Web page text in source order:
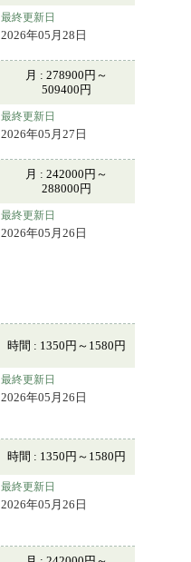
最終更新日
2026年05月28日
月 : 278900円～
509400円
最終更新日
2026年05月27日
月 : 242000円～
288000円
最終更新日
2026年05月26日
時間 : 1350円～1580円
最終更新日
2026年05月26日
時間 : 1350円～1580円
最終更新日
2026年05月26日